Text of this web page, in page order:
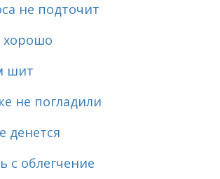
не подточит
хорошо
шит
не погладили
денется
с облегчение